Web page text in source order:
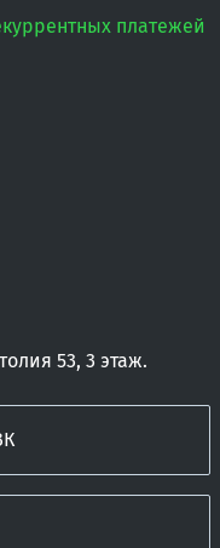
платежей
53, 3 этаж.